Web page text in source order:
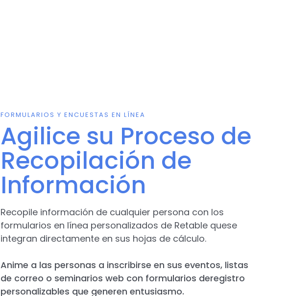
FORMULARIOS Y ENCUESTAS EN LÍNEA
Agilice su Proceso de
Recopilación de
Información
Recopile información de cualquier persona con los
formularios en línea personalizados de Retable quese
integran directamente en sus hojas de cálculo.
Anime a las personas a inscribirse en sus eventos, listas
de correo o seminarios web con formularios deregistro
personalizables que generen entusiasmo.